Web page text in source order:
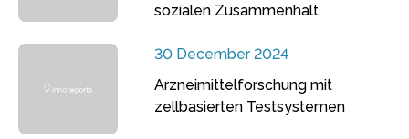
sozialen Zusammenhalt
30 December 2024
Arzneimittelforschung mit
zellbasierten Testsystemen